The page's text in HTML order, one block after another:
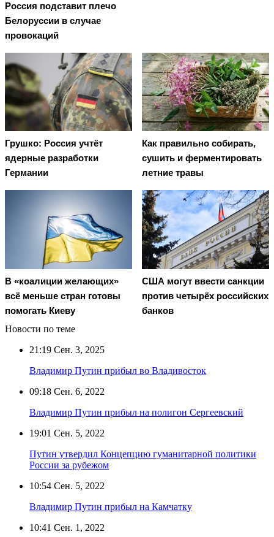
Россия подставит плечо
Белоруссии в случае
провокаций
Грушко: Россия учтёт
ядерные разработки
Германии
Как правильно собирать,
сушить и ферментировать
летние травы
В «коалиции желающих»
всё меньше стран готовы
помогать Киеву
США могут ввести санкции
против четырёх российских
банков
Новости по теме
21:19 Сен. 3, 2025
Владимир Путин прибыл во Владивосток
09:18 Сен. 6, 2022
Владимир Путин прибыл на полигон Сергеевский
19:01 Сен. 5, 2022
Путин утвердил Концепцию гуманитарной политики
России за рубежом
10:54 Сен. 5, 2022
Владимир Путин прибыл на Камчатку
10:41 Сен. 1, 2022